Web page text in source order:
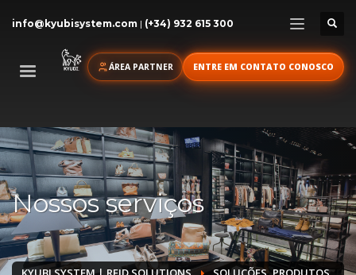
info@kyubisystem.com | (+34) 932 615 300
ÁREA PARTNER ENTRE EM CONTATO CONOSCO
Nossos serviços